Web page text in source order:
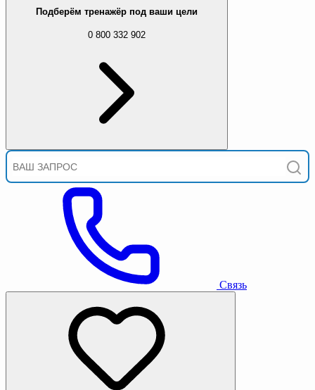
Подберём тренажёр под ваши цели
0 800 332 902
Связь